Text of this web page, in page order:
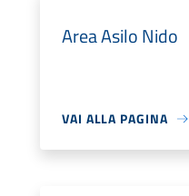
Area Asilo Nido
VAI ALLA PAGINA